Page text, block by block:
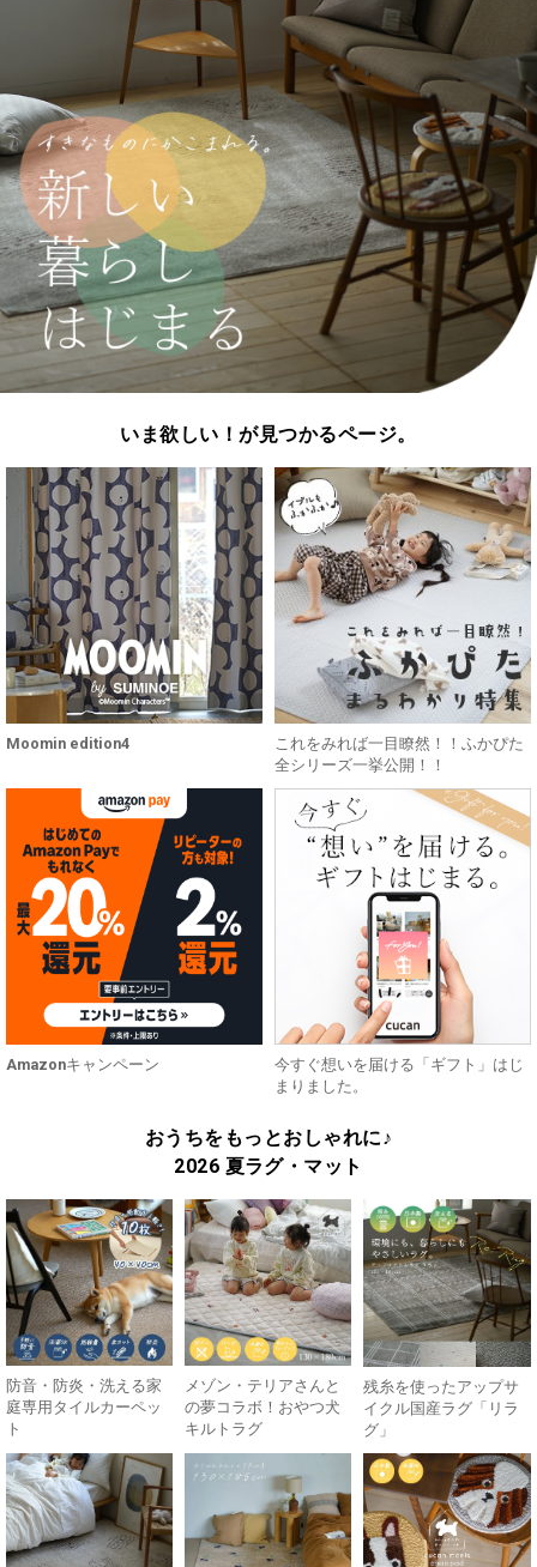
いま欲しい！が見つかるページ。
Moomin edition4
これをみれば一目瞭然！！ふかぴた
全シリーズ一挙公開！！
Amazonキャンペーン
今すぐ想いを届ける「ギフト」はじ
まりました。
おうちをもっとおしゃれに♪
2026 夏ラグ・マット
防音・防炎・洗える家
庭専用タイルカーペッ
ト
メゾン・テリアさんと
の夢コラボ！おやつ犬
キルトラグ
残糸を使ったアップサ
イクル国産ラグ「リラ
グ」